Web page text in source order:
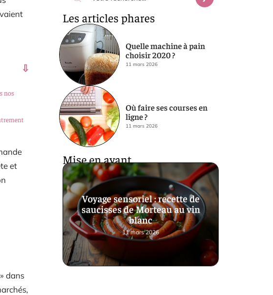
nos
et
dans
Les articles phares
Quelle machine à pain
choisir 2020 ?
11 mars 2026
Où faire ses courses en
ligne ?
11 mars 2026
Mise en avant
Voyage sensoriel : recette de
saucisses de Morteau au vin
blanc
11 mars 2026